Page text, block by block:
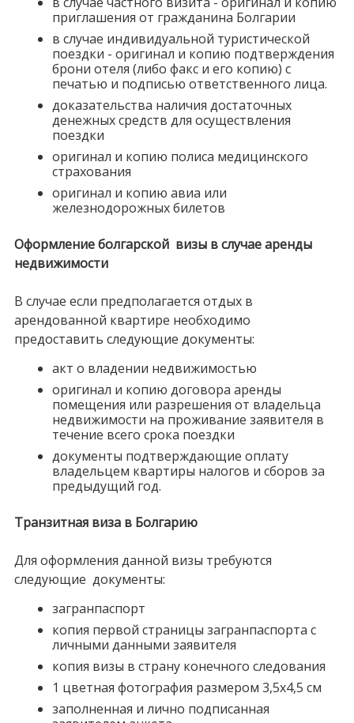
приглашения от гражданина Болгарии
в случае индивидуальной туристической
поездки - оригинал и копию подтверждения
брони отеля (либо факс и его копию) с
печатью и подписью ответственного лица.
доказательства наличия достаточных
денежных средств для осуществления
поездки
оригинал и копию полиса медицинского
страхования
оригинал и копию авиа или
железнодорожных билетов
Оформление болгарской визы в случае аренды
недвижимости
В случае если предполагается отдых в
арендованной квартире необходимо
предоставить следующие документы:
акт о владении недвижимостью
оригинал и копию договора аренды
помещения или разрешения от владельца
недвижимости на проживание заявителя в
течение всего срока поездки
документы подтверждающие оплату
владельцем квартиры налогов и сборов за
предыдущий год.
Транзитная виза в Болгарию
Для оформления данной визы требуются
следующие документы:
загранпаспорт
копия первой страницы загранпаспорта с
личными данными заявителя
копия визы в страну конечного следования
1 цветная фотография размером 3,5х4,5 см
заполненная и лично подписанная